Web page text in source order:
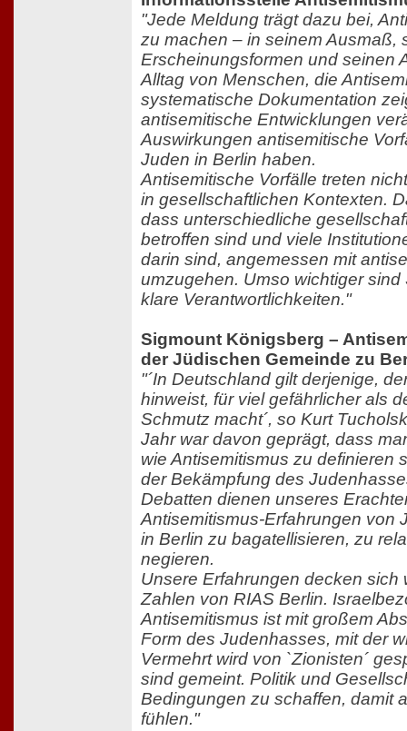
"Jede Meldung trägt dazu bei,
zu machen – in seinem Ausmaß,
Erscheinungsformen und seinen
Alltag von Menschen, die
systematische Dokumentation
antisemitische Entwicklungen
Auswirkungen antisemitische
Juden in Berlin haben.
Antisemitische Vorfälle treten
in gesellschaftlichen Kontexten.
dass unterschiedliche
betroffen sind und viele
darin sind, angemessen mit
umzugehen. Umso wichtiger
klare Verantwortlichkeiten."
Sigmount Königsberg –
der Jüdischen Gemeinde zu
"´In Deutschland gilt derjenige,
hinweist, für viel gefährlicher als
Schmutz macht´, so Kurt
Jahr war davon geprägt, dass
wie Antisemitismus zu definieren
der Bekämpfung des
Debatten dienen unseres
Antisemitismus-Erfahrungen von
in Berlin zu bagatellisieren, zu
negieren.
Unsere Erfahrungen decken sich
Zahlen von RIAS Berlin.
Antisemitismus ist mit großem
Form des Judenhasses, mit der
Vermehrt wird von `Zionisten´
sind gemeint. Politik und
Bedingungen zu schaffen, damit
fühlen."